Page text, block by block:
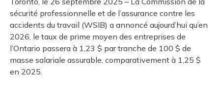
sécurité professionnelle et de l’assurance contre les
accidents du travail (WSIB) a annoncé aujourd’hui qu’en
2026, le taux de prime moyen des entreprises de
l’Ontario passera à 1,23 $ par tranche de 100 $ de
masse salariale assurable, comparativement à 1,25 $
en 2025.